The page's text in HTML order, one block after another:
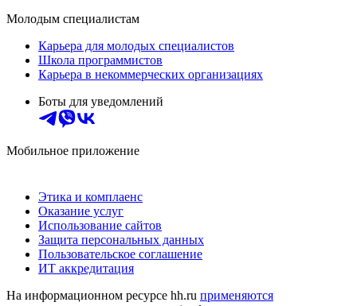
Молодым специалистам
Карьера для молодых специалистов
Школа программистов
Карьера в некоммерческих организациях
Боты для уведомлений
Мобильное приложение
Этика и комплаенс
Оказание услуг
Использование сайтов
Защита персональных данных
Пользовательское соглашение
ИТ аккредитация
На информационном ресурсе hh.ru применяются